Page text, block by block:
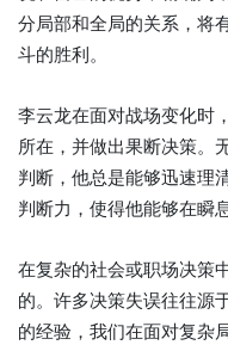
分局部和全局的关系，将
斗的胜利。
李云龙在面对战场变化时
所在，并做出果断决策。
判断，他总是能够迅速理
判断力，使得他能够在瞬
在复杂的社会或职场决策
的。许多决策失误往往源
的经验，我们在面对复杂